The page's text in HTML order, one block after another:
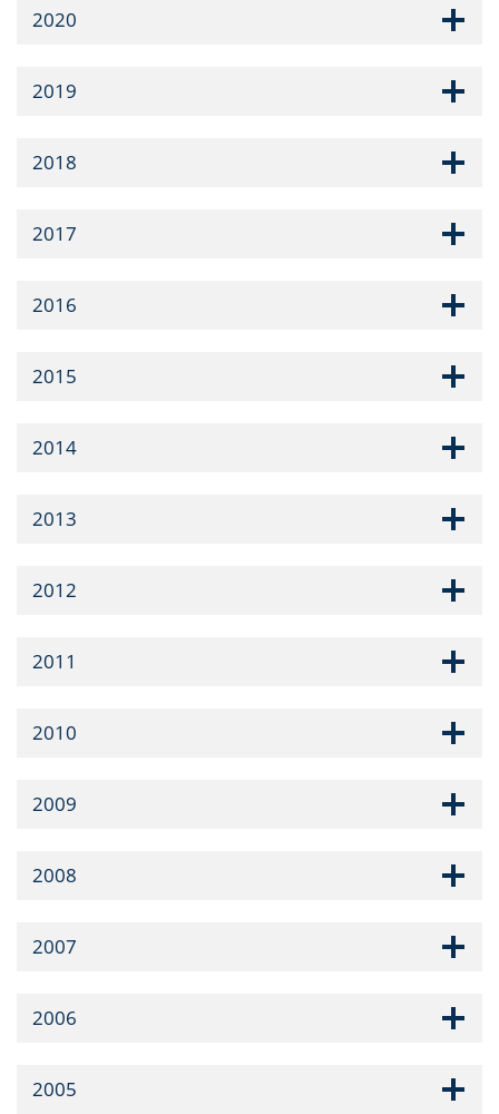
2020
2019
2018
2017
2016
2015
2014
2013
2012
2011
2010
2009
2008
2007
2006
2005